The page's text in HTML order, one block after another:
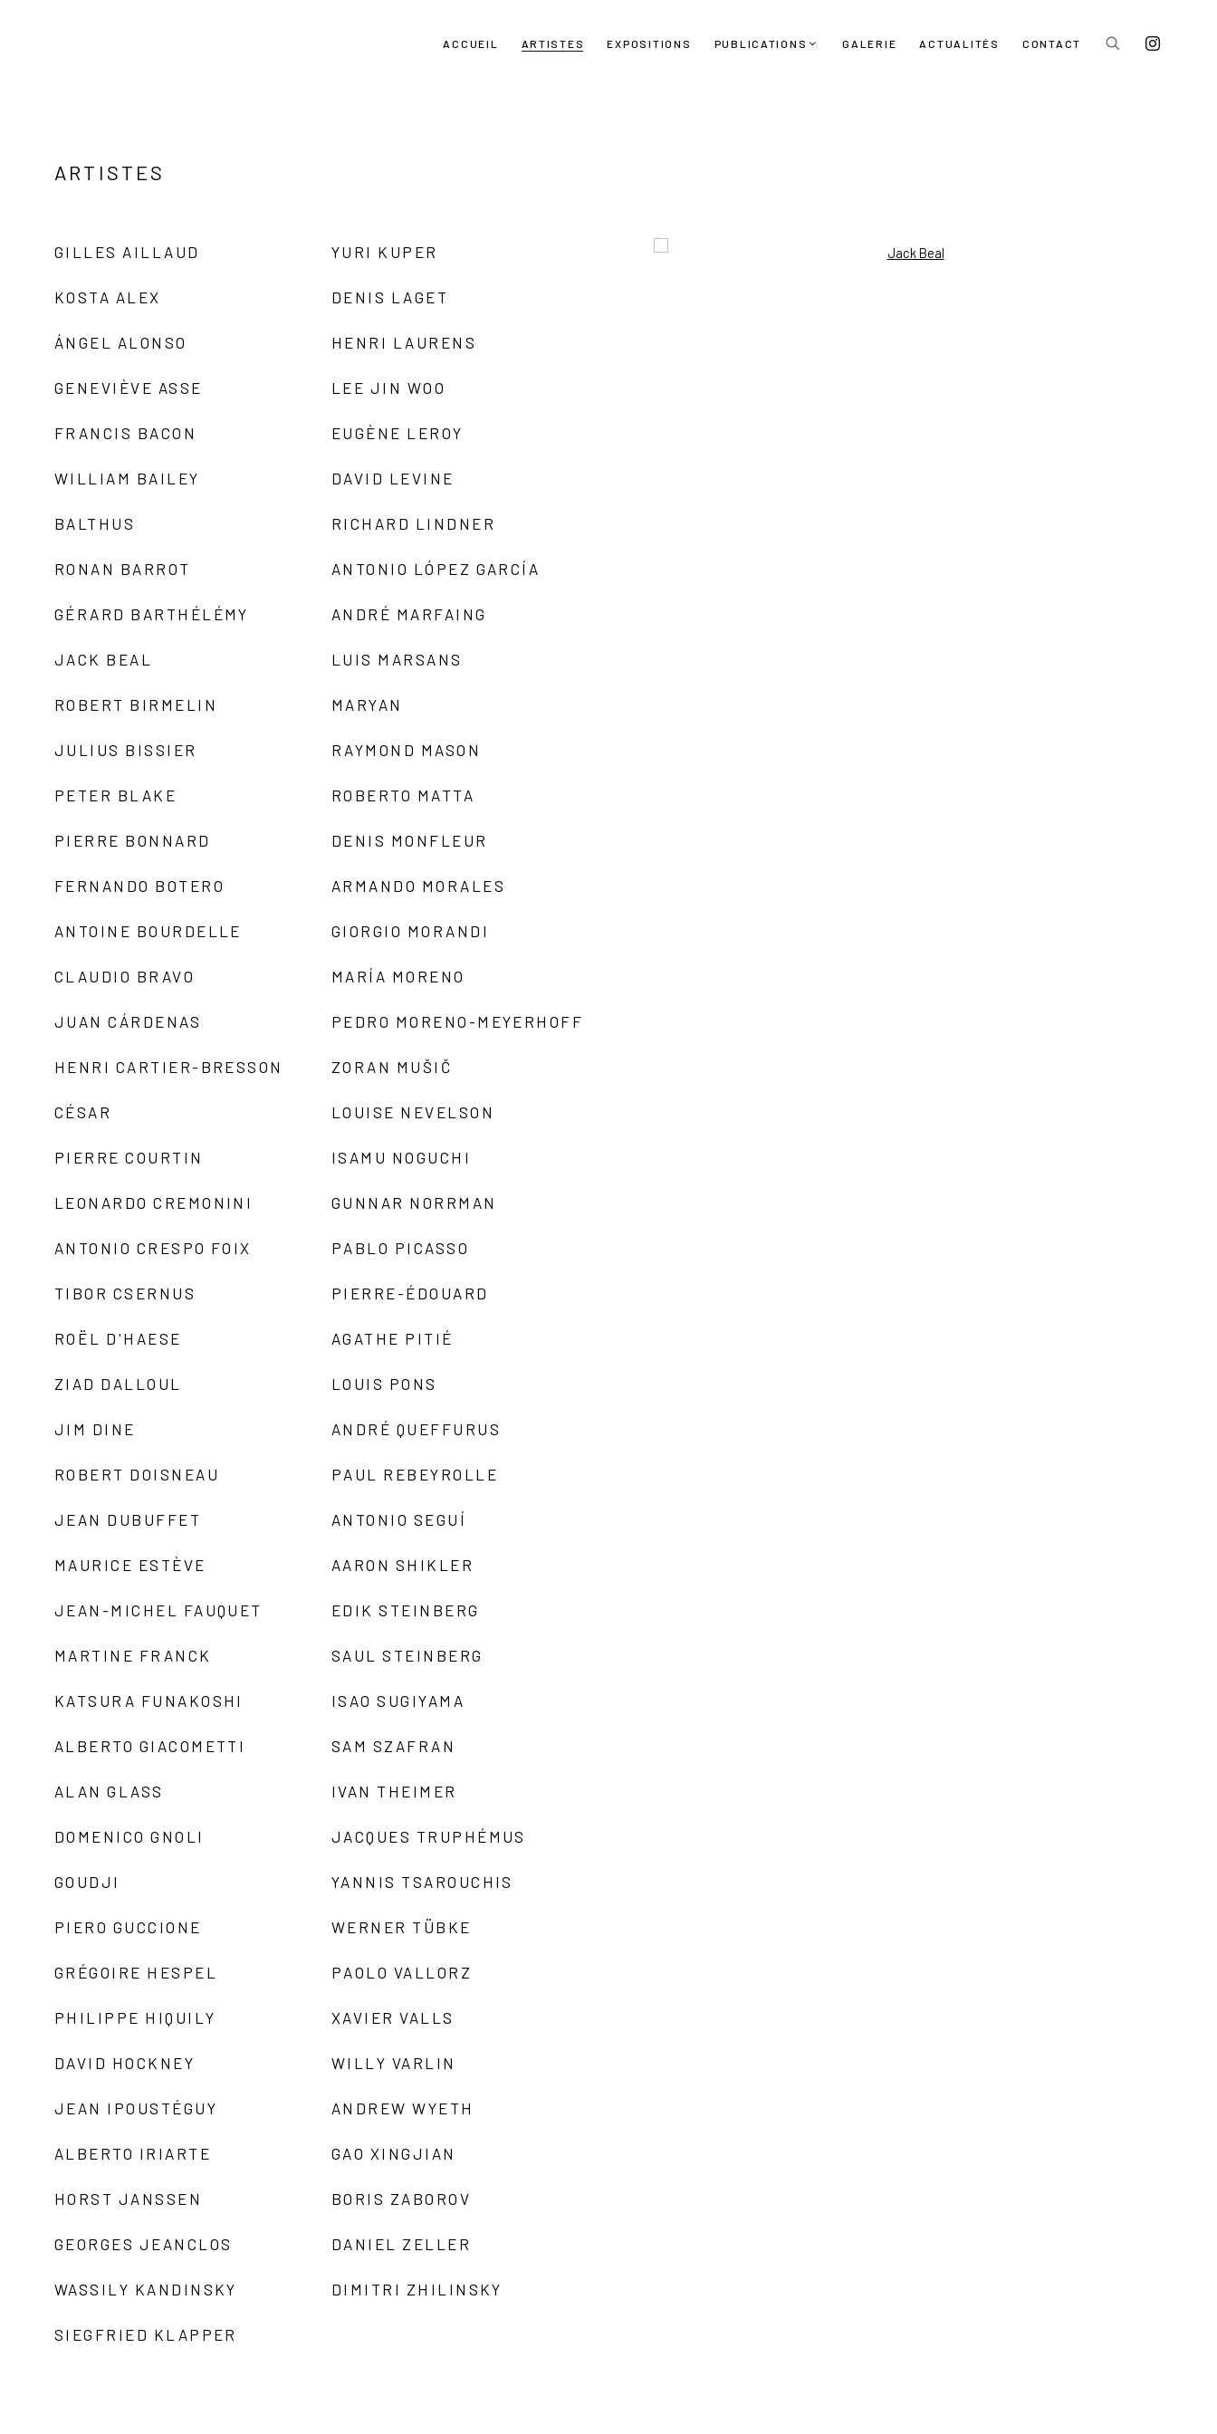
ACCUEIL ARTISTES EXPOSITIONS PUBLICATIONS GALERIE ACTUALITÉS CONTACT
ARTISTES
GILLES AILLAUD
KOSTA ALEX
ÁNGEL ALONSO
GENEVIÈVE ASSE
FRANCIS BACON
WILLIAM BAILEY
BALTHUS
RONAN BARROT
GÉRARD BARTHÉLÉMY
JACK BEAL
ROBERT BIRMELIN
JULIUS BISSIER
PETER BLAKE
PIERRE BONNARD
FERNANDO BOTERO
ANTOINE BOURDELLE
CLAUDIO BRAVO
JUAN CÁRDENAS
HENRI CARTIER-BRESSON
CÉSAR
PIERRE COURTIN
LEONARDO CREMONINI
ANTONIO CRESPO FOIX
TIBOR CSERNUS
ROËL D'HAESE
ZIAD DALLOUL
JIM DINE
ROBERT DOISNEAU
JEAN DUBUFFET
MAURICE ESTÈVE
JEAN-MICHEL FAUQUET
MARTINE FRANCK
KATSURA FUNAKOSHI
ALBERTO GIACOMETTI
ALAN GLASS
DOMENICO GNOLI
GOUDJI
PIERO GUCCIONE
GRÉGOIRE HESPEL
PHILIPPE HIQUILY
DAVID HOCKNEY
JEAN IPOUSTÉGUY
ALBERTO IRIARTE
HORST JANSSEN
GEORGES JEANCLOS
WASSILY KANDINSKY
SIEGFRIED KLAPPER
YURI KUPER
DENIS LAGET
HENRI LAURENS
LEE JIN WOO
EUGÈNE LEROY
DAVID LEVINE
RICHARD LINDNER
ANTONIO LÓPEZ GARCÍA
ANDRÉ MARFAING
LUIS MARSANS
MARYAN
RAYMOND MASON
ROBERTO MATTA
DENIS MONFLEUR
ARMANDO MORALES
GIORGIO MORANDI
MARÍA MORENO
PEDRO MORENO-MEYERHOFF
ZORAN MUŠIČ
LOUISE NEVELSON
ISAMU NOGUCHI
GUNNAR NORRMAN
PABLO PICASSO
PIERRE-ÉDOUARD
AGATHE PITIÉ
LOUIS PONS
ANDRÉ QUEFFURUS
PAUL REBEYROLLE
ANTONIO SEGUÍ
AARON SHIKLER
EDIK STEINBERG
SAUL STEINBERG
ISAO SUGIYAMA
SAM SZAFRAN
IVAN THEIMER
JACQUES TRUPHÉMUS
YANNIS TSAROUCHIS
WERNER TÜBKE
PAOLO VALLORZ
XAVIER VALLS
WILLY VARLIN
ANDREW WYETH
GAO XINGJIAN
BORIS ZABOROV
DANIEL ZELLER
DIMITRI ZHILINSKY